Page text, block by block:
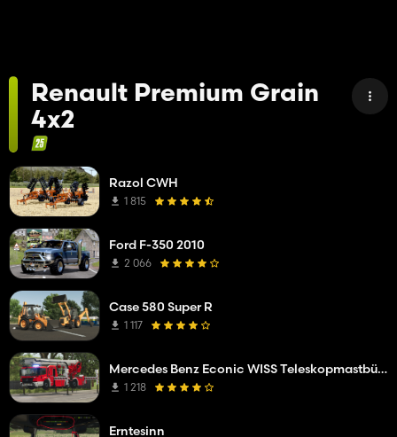
Renault Premium Grain
4x2
Razol CWH
1 815
Ford F-350 2010
2 066
Case 580 Super R
1 117
Mercedes Benz Econic WISS Teleskopmastbühne
1 218
Erntesinn